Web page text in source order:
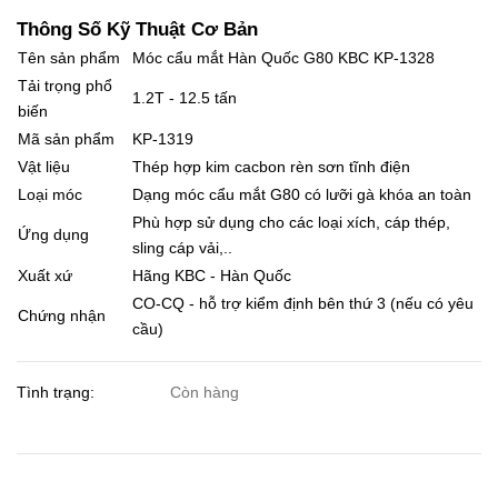
Thông Số Kỹ Thuật Cơ Bản
Tên sản phẩm
Móc cẩu mắt Hàn Quốc G80 KBC KP-1328
Tải trọng phổ
biến
1.2T - 12.5 tấn
Mã sản phẩm
KP-1319
Vật liệu
Thép hợp kim cacbon rèn sơn tĩnh điện
Loại móc
Dạng móc cẩu mắt G80 có lưỡi gà khóa an toàn
Ứng dụng
Phù hợp sử dụng cho các loại xích, cáp thép,
sling cáp vải,..
Xuất xứ
Hãng KBC - Hàn Quốc
Chứng nhận
CO-CQ - hỗ trợ kiểm định bên thứ 3 (nếu có yêu
cầu)
Tình trạng: Còn hàng